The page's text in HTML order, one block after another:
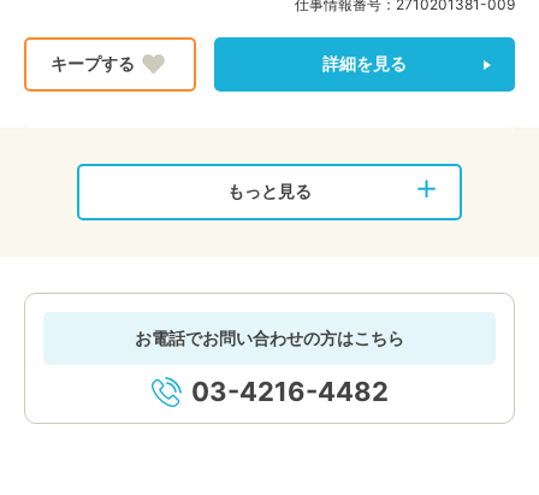
仕事情報番号： 2710201381-009
詳細を見る
もっと見る
お電話でお問い合わせの方はこちら
03-4216-4482